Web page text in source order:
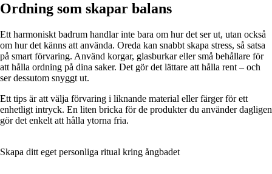
Ordning som skapar balans
Ett harmoniskt badrum handlar inte bara om hur det ser ut, utan också
om hur det känns att använda. Oreda kan snabbt skapa stress, så satsa
på smart förvaring. Använd korgar, glasburkar eller små behållare för
att hålla ordning på dina saker. Det gör det lättare att hålla rent – och
ser dessutom snyggt ut.
Ett tips är att välja förvaring i liknande material eller färger för ett
enhetligt intryck. En liten bricka för de produkter du använder dagligen
gör det enkelt att hålla ytorna fria.
Skapa ditt eget personliga ritual kring ångbadet